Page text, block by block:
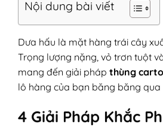
Nội dung bài viết
Dưa hấu là mặt hàng trái cây
Trọng lượng nặng, vỏ trơn tuột
mang đến giải pháp thùng
lô hàng của bạn băng băng
4 Giải Pháp Khắc